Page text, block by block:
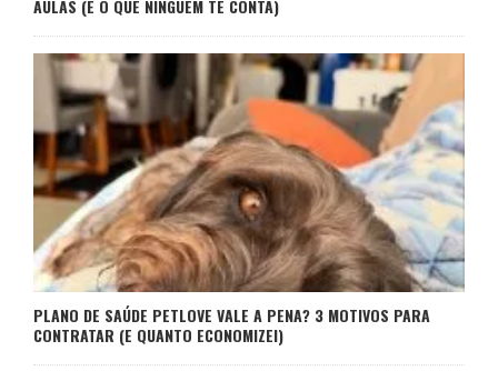
AULAS (E O QUE NINGUÉM TE CONTA)
PLANO DE SAÚDE PETLOVE VALE A PENA? 3 MOTIVOS PARA
CONTRATAR (E QUANTO ECONOMIZEI)